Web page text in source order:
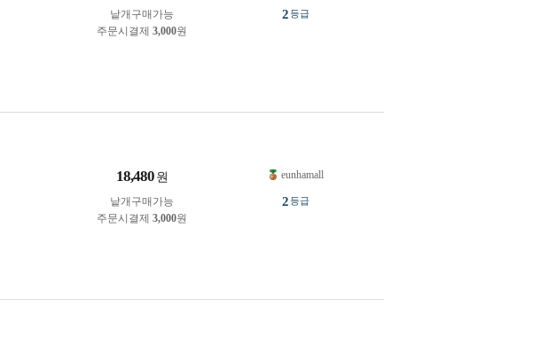
낱개구매가능
주문시결제 3,000원
2등급
18,480 원
낱개구매가능
주문시결제 3,000원
eunhamall
2등급